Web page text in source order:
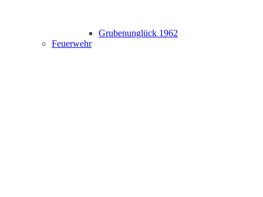
Grubenunglück 1962
Feuerwehr